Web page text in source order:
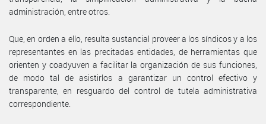
administración, entre otros.
Que, en orden a ello, resulta sustancial proveer a los síndicos y a los
representantes en las precitadas entidades, de herramientas que
orienten y coadyuven a facilitar la organización de sus funciones,
de modo tal de asistirlos a garantizar un control efectivo y
transparente, en resguardo del control de tutela administrativa
correspondiente.